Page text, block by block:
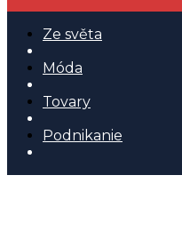
Ze světa
Móda
Tovary
Podnikanie